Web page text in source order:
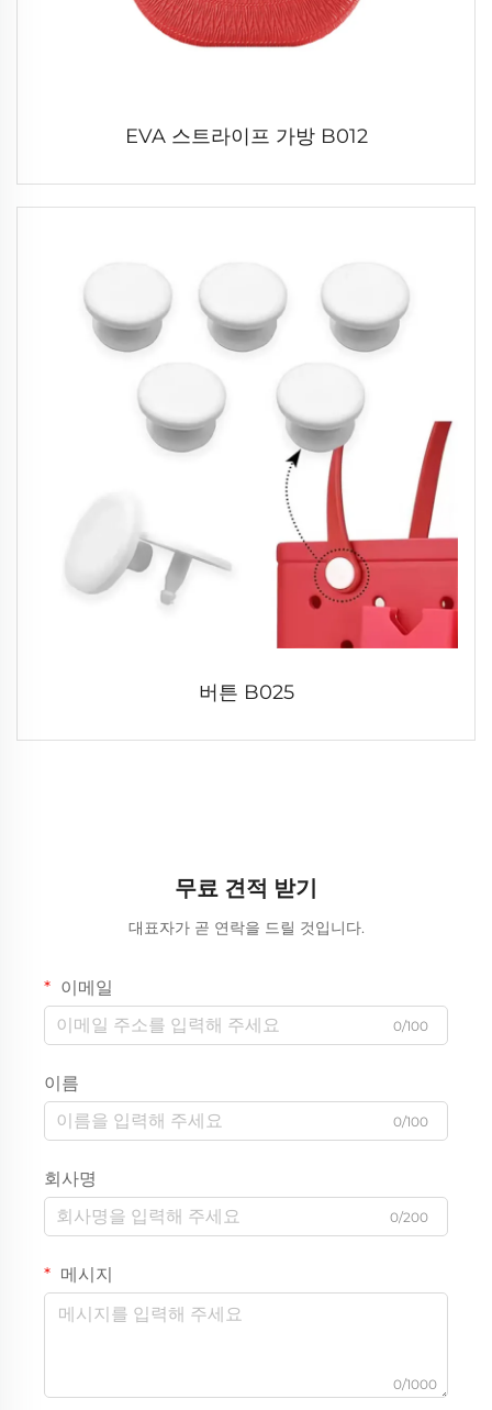
EVA 스트라이프 가방 B012
버튼 B025
무료 견적 받기
대표자가 곧 연락을 드릴 것입니다.
이메일
0/100
이름
0/100
회사명
0/200
메시지
0/1000